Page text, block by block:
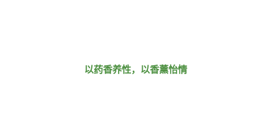
以药香养性，以香薰怡情